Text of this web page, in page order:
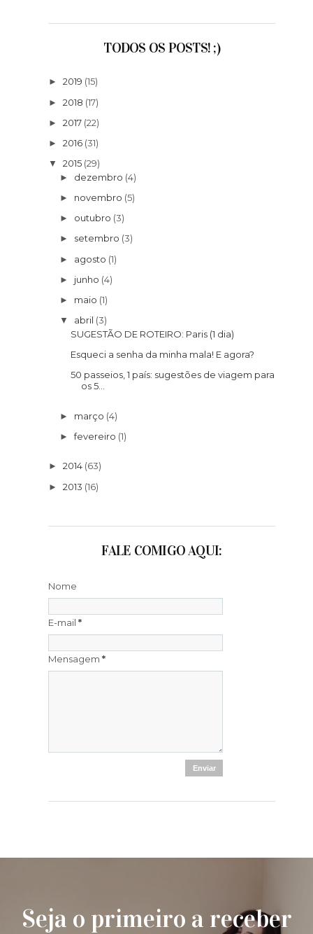
TODOS OS POSTS! ;)
► 2019 (15)
► 2018 (17)
► 2017 (22)
► 2016 (31)
▼ 2015 (29)
► dezembro (4)
► novembro (5)
► outubro (3)
► setembro (3)
► agosto (1)
► junho (4)
► maio (1)
▼ abril (3)
SUGESTÃO DE ROTEIRO: Paris (1 dia)
Esqueci a senha da minha mala! E agora?
50 passeios, 1 país: sugestões de viagem para
os 5...
► março (4)
►fevereiro (1)
► 2014 (63)
► 2013 (16)
FALE COMIGO AQUI:
Nome
E-mail *
Mensagem *
Seja o primeiro a receber